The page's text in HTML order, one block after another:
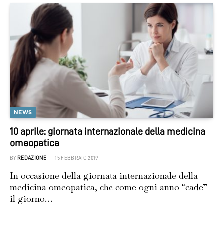
NEWS
10 aprile: giornata internazionale della medicina
omeopatica
BY REDAZIONE 15 FEBBRAIO 2019
In occasione della giornata internazionale della
medicina omeopatica, che come ogni anno “cade”
il giorno…